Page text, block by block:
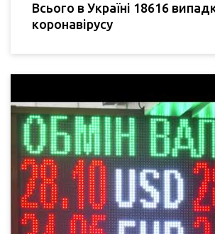
Всього в Україні 18616
коронавірусу